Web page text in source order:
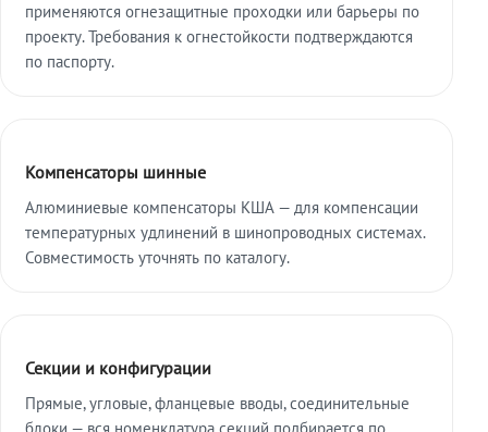
применяются огнезащитные проходки или барьеры по
проекту. Требования к огнестойкости подтверждаются
по паспорту.
Компенсаторы шинные
Алюминиевые компенсаторы КША — для компенсации
температурных удлинений в шинопроводных системах.
Совместимость уточнять по каталогу.
Секции и конфигурации
Прямые, угловые, фланцевые вводы, соединительные